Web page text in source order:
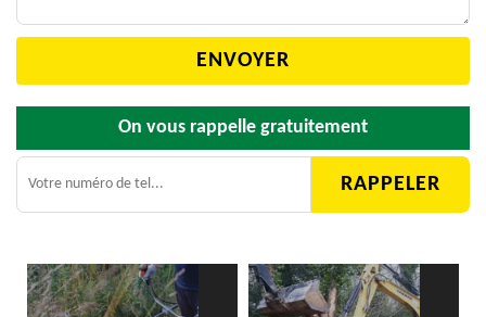
On vous rappelle gratuitement